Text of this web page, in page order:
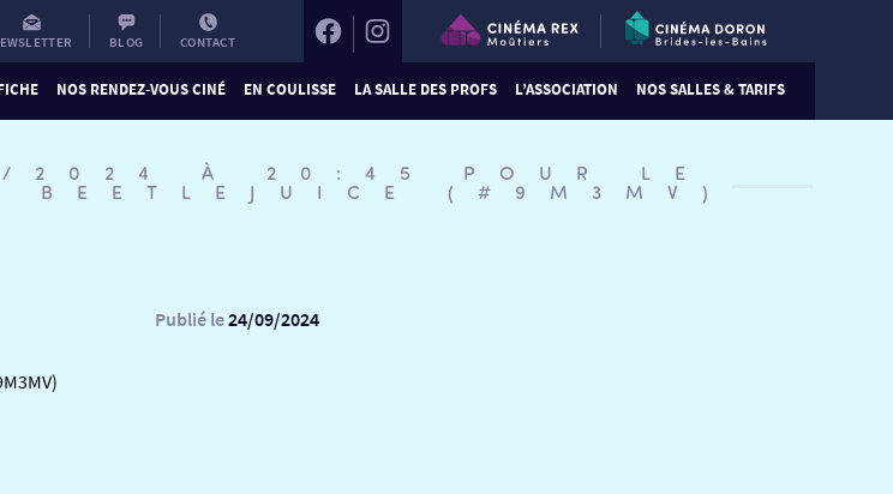
BLOG CONTACT
NOS RENDEZ-VOUS CINÉ EN COULISSE LA SALLE DES PROFS L’ASSOCIATION NOS SALLES & TARIFS
2024 À 20:45 POUR LE
BEETLEJUICE (#9M3MV)
Publié le24/09/2024